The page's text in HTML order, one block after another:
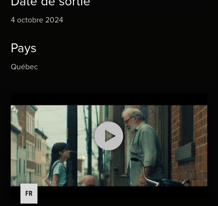
4 octobre 2024
Pays
Québec
FR